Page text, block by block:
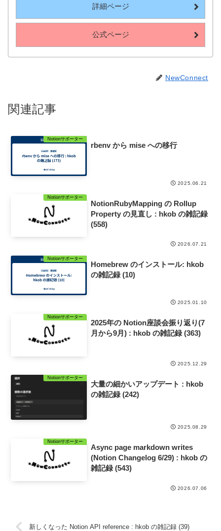
詳細ページ
公式ページ
NewConnect
関連記事
Notionサポーター
rbenv から mise への移行
2025.06.21
Notionサポーター
NotionRubyMapping の Rollup
Property の見直し : hkob の雑記録
(558)
2026.07.21
Notionサポーター
Homebrew のインストール: hkob
の雑記録 (10)
2025.01.10
Notionサポーター
2025年の Notion座談会振り返り(7
月から9月) : hkob の雑記録 (363)
2025.12.29
Notionサポーター
大量の細かいアップデート : hkob
の雑記録 (242)
2025.08.29
Notionサポーター
Async page markdown writes
(Notion Changelog 6/29) : hkob の
雑記録 (543)
2026.07.06
新しくなった Notion API reference : hkob の雑記録 (39)